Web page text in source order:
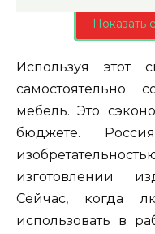
Показать
Используя этот
самостоятельно
мебель. Это
бюджете.
изготовлении
Сейчас, когда
использовать в